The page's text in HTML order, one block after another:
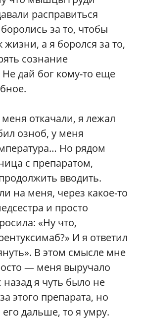
расправиться
за то, чтобы
жизни, а я боролся за то,
сознание
дай бог кому-то еще
меня откачали, я лежал
озноб, у меня
Но рядом
с препаратом,
вводить.
на меня, через какое-то
и просто
«Ну что,
И я ответил
В этом смысле мне
— меня выручало
назад я чуть было не
этого препарата, но
его дальше, то я умру.